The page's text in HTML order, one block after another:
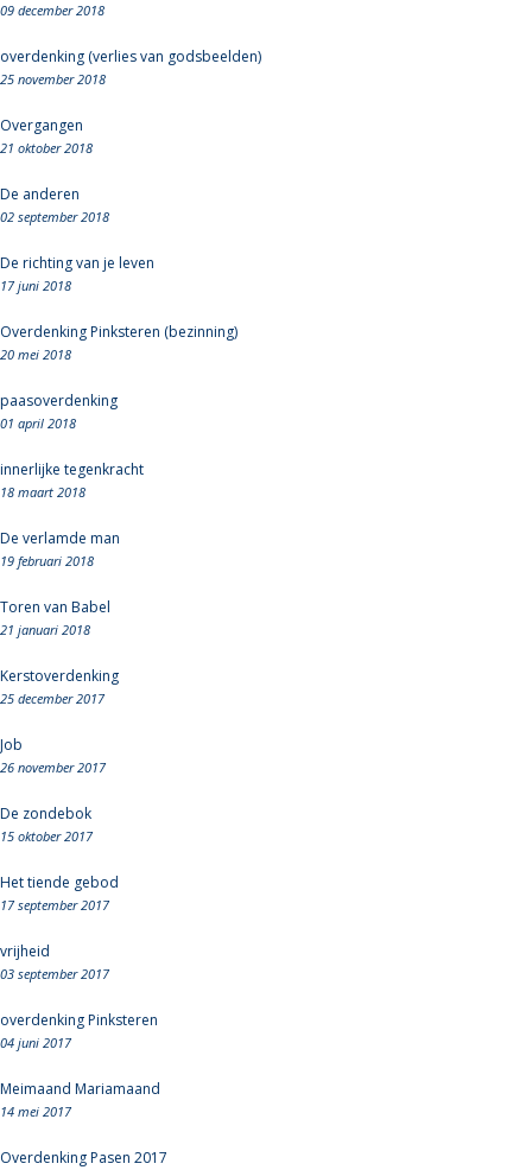
09 december 2018
overdenking (verlies van godsbeelden)
25 november 2018
Overgangen
21 oktober 2018
De anderen
02 september 2018
De richting van je leven
17 juni 2018
Overdenking Pinksteren (bezinning)
20 mei 2018
paasoverdenking
01 april 2018
innerlijke tegenkracht
18 maart 2018
De verlamde man
19 februari 2018
Toren van Babel
21 januari 2018
Kerstoverdenking
25 december 2017
Job
26 november 2017
De zondebok
15 oktober 2017
Het tiende gebod
17 september 2017
vrijheid
03 september 2017
overdenking Pinksteren
04 juni 2017
Meimaand Mariamaand
14 mei 2017
Overdenking Pasen 2017